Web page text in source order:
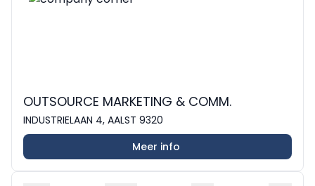
OUTSOURCE MARKETING & COMM.
INDUSTRIELAAN 4, AALST 9320
Meer info